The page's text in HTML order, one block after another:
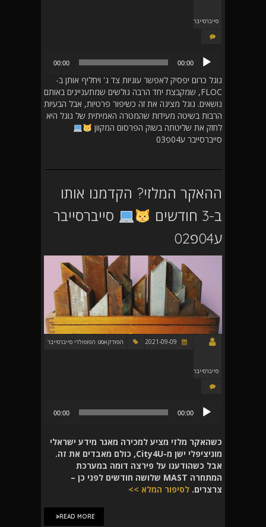
סייברסייבר
אודיו
00:00
00:00
גוגל כרום יפסיק לאפשר עוגיות צד ג' ויחליף אותן ב-
FLOC, שמקבצת יחד הרבה גולשים שמתעניינים באותם
נושאים. גוגל מציגה את זה כשיפור פרטיות, אבל הבעיות
הרבות בשיטה מעידות שהמטרה האמיתית של גוגל היא
לחזק את שליטתה בשוק הפרסום המקוון
סייברסייבר ע04פ03
ההאקר המלזי? הקדמנו אותו
ב-3 חודשים
סייברסייבר
ע04פ02
סייברסייבר
הפודקאסט הפופולרי סייברסייבר
00:00
00:00
כשהאקר מלזי מציע למכירה מאגר מידע ישראלי
מוניציפלי ישן מ-City4U, כולם מאבדים את זה.
אבל כשהודענו על פירצה דומה במערכת
המתחרה MAST שלושה חודשים לפני כן –
צרצרים. לסיפור המלא >>
READ MORE